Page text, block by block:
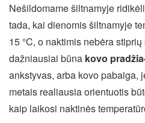
Nešildomame šiltnamyje
tada, kai dienomis šiltnamyje
15 °C, o naktimis nebėra
dažniausiai būna kovo
ankstyvas, arba kovo pabaiga,
metais realiausia orientuotis
kaip laikosi naktinės